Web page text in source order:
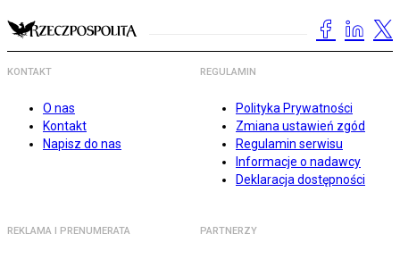
KONTAKT
O nas
Kontakt
Napisz do nas
REGULAMIN
Polityka Prywatności
Zmiana ustawień zgód
Regulamin serwisu
Informacje o nadawcy
Deklaracja dostępności
REKLAMA I PRENUMERATA PARTNERZY